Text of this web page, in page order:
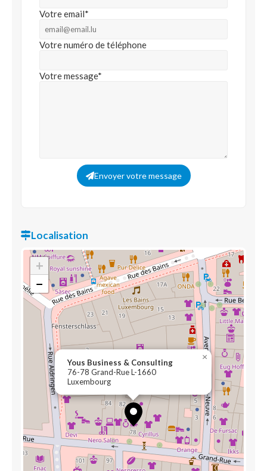
Votre email*
Votre numéro de téléphone
Votre message*
Envoyer votre message
Localisation
Yous Business & Consulting
76-78 Grand-Rue L-1660
Luxembourg
×
+
−